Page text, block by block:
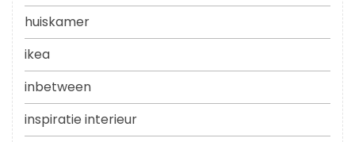
huiskamer
ikea
inbetween
inspiratie interieur